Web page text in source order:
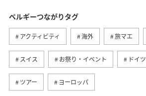
ベルギーつながりタグ
アクティビティ 海外 旅マエ
スイス お祭り・イベント ドイツ
ツアー ヨーロッパ